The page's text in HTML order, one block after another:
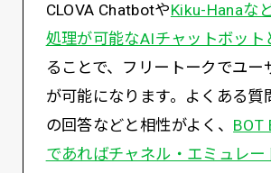
CLOVA ChatbotやKiku-Hanaな
処理が可能なAIチャットボット
ることで、フリートークでユー
が可能になります。よくある質
の回答などと相性がよく、 BOT
であればチャネル・エミュレー